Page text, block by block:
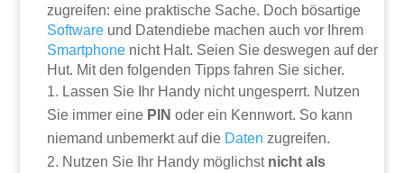
zugreifen: eine praktische Sache. Doch bösartige
Software und Datendiebe machen auch vor Ihrem
Smartphone nicht Halt. Seien Sie deswegen auf der
Hut. Mit den folgenden Tipps fahren Sie sicher.
Lassen Sie Ihr Handy nicht ungesperrt. Nutzen
Sie immer eine PIN oder ein Kennwort. So kann
niemand unbemerkt auf die Daten zugreifen.
Nutzen Sie Ihr Handy möglichst nicht als